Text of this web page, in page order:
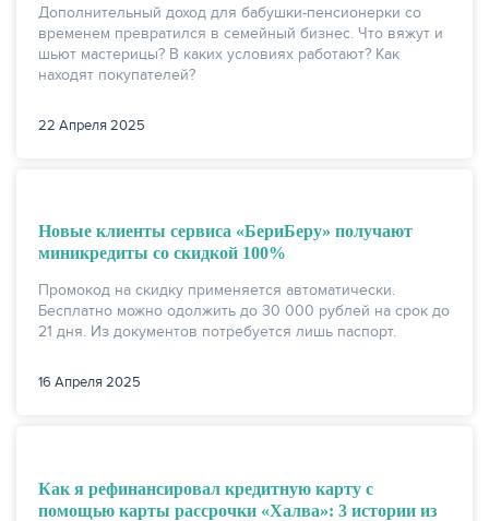
Дополнительный доход для бабушки-пенсионерки со
временем превратился в семейный бизнес. Что вяжут и
шьют мастерицы? В каких условиях работают? Как
находят покупателей?
22 Апреля 2025
Новые клиенты сервиса «БериБеру» получают
миникредиты со скидкой 100%
Промокод на скидку применяется автоматически.
Бесплатно можно одолжить до 30 000 рублей на срок до
21 дня. Из документов потребуется лишь паспорт.
16 Апреля 2025
Как я рефинансировал кредитную карту с
помощью карты рассрочки «Халва»: 3 истории из